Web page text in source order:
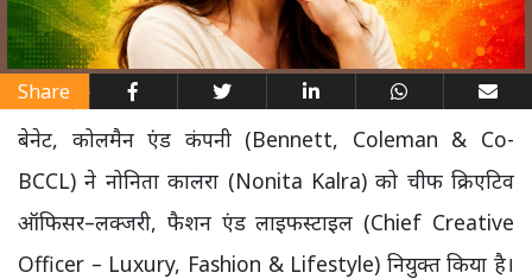
Share
बेनेट, कोलमैन एंड कंपनी (Bennett, Coleman & Co-
BCCL) ने नोनिता कालरा (Nonita Kalra) को चीफ क्रिएटिव
ऑफिसर–लक्जरी, फैशन एंड लाइफस्टाइल (Chief Creative
Officer – Luxury, Fashion & Lifestyle) नियुक्त किया है।